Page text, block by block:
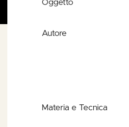
Oggetto
Autore
Materia e Tecnica